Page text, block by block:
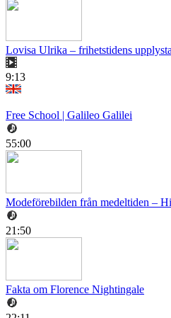
Lovisa Ulrika – frihetstidens
9:13
Free School | Galileo Galilei
55:00
Modeförebilden från medeltiden –
21:50
Fakta om Florence Nightingale